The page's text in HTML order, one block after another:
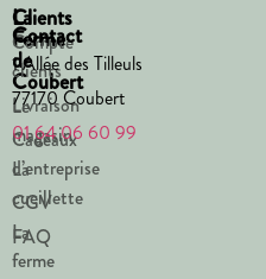
La
Ferme
de
Coubert
Le
magasin
La
cueillette
La
ferme
Clients
Compte
clients
Livraison
Cadeaux
d’entreprise
CGV
FAQ
Contact
1 Allée des Tilleuls
77170 Coubert
01 64 06 60 99